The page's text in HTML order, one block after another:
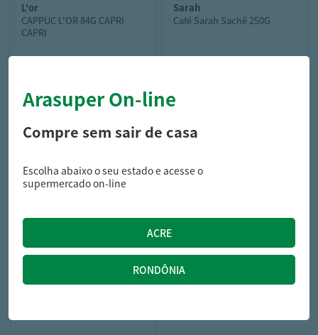
l'or
CAPPUC L'OR 84G CAPRI
CAPRI
R$ 27,99
sarah
Café Sarah Sachê 250G
Arasuper On-line
Compre sem sair de casa
Escolha abaixo o seu estado e acesse o
supermercado on-line